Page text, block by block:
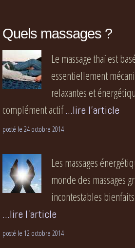
Quels massages ?
Le massage thaï est
essentiellement
relaxantes et
complément actif...lire l'article
posté le 24 octobre 2014
Les massages
monde des massages
incontestables
...lire l'article
posté le 12 octobre 2014